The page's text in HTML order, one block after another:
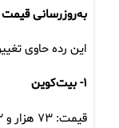
به‌روزرسانی قیمت
این رده حاوی تغییرات قیمتی ۱۰ ارز
۱- بیت‌کوین
قیمت: ۷۳ هزار و ۹۶۲ دلار و ۱۱ سنت